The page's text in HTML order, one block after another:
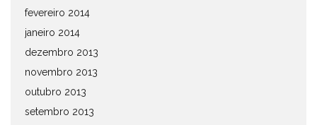
fevereiro 2014
janeiro 2014
dezembro 2013
novembro 2013
outubro 2013
setembro 2013